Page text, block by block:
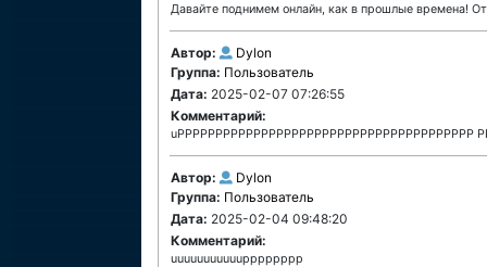
Давайте поднимем онлайн, как в прошлые времена!
Автор:
Dylon
Группа: Пользователь
Дата: 2025-02-07 07:26:55
Комментарий:
uPPPPPPPPPPPPPPPPPPPPPPPPPPPPPPPPPPPPPPP
Автор:
Dylon
Группа: Пользователь
Дата: 2025-02-04 09:48:20
Комментарий:
uuuuuuuuuuupppppppp